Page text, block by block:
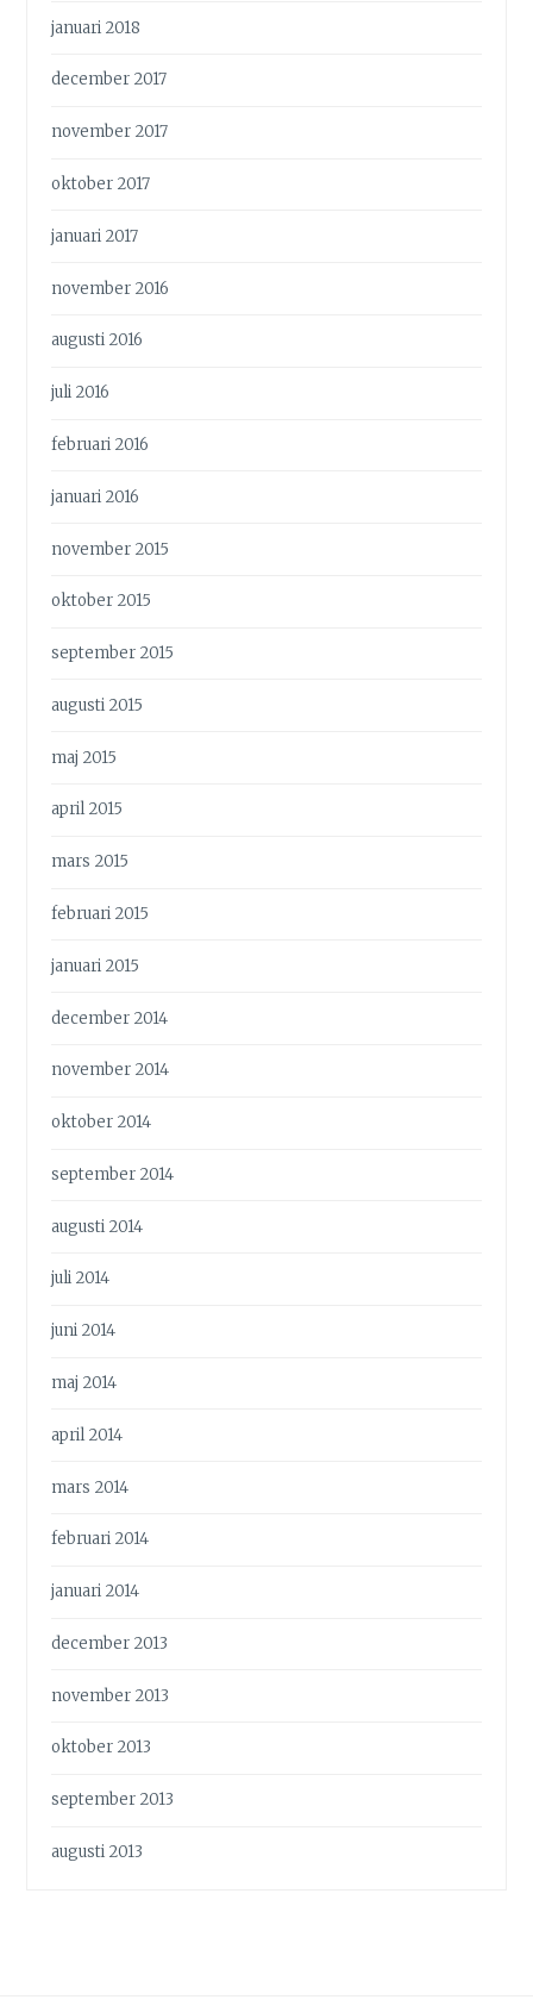
januari 2018
december 2017
november 2017
oktober 2017
januari 2017
november 2016
augusti 2016
juli 2016
februari 2016
januari 2016
november 2015
oktober 2015
september 2015
augusti 2015
maj 2015
april 2015
mars 2015
februari 2015
januari 2015
december 2014
november 2014
oktober 2014
september 2014
augusti 2014
juli 2014
juni 2014
maj 2014
april 2014
mars 2014
februari 2014
januari 2014
december 2013
november 2013
oktober 2013
september 2013
augusti 2013